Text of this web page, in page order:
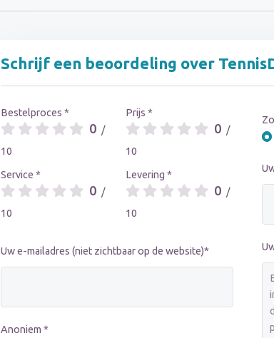
Schrijf een beoordeling over
Bestelproces *
0 /
10
Service *
0 /
10
Prijs *
0 /
10
Levering *
0 /
10
Uw e-mailadres (niet zichtbaar op de website)*
Anoniem *